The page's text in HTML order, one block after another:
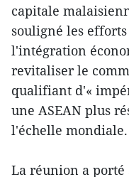
capitale
souligné les
l'intégration
revitaliser le
qualifiant d'«
une ASEAN plus
l'échelle mondiale.
La réunion a porté